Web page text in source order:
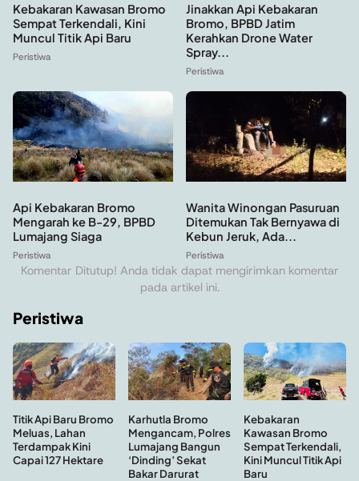
Kebakaran Kawasan Bromo
Sempat Terkendali, Kini
Muncul Titik Api Baru
Peristiwa
Jinakkan Api Kebakaran
Bromo, BPBD Jatim
Kerahkan Drone Water
Spray...
Peristiwa
Api Kebakaran Bromo
Mengarah ke B-29, BPBD
Lumajang Siaga
Peristiwa
Wanita Winongan Pasuruan
Ditemukan Tak Bernyawa di
Kebun Jeruk, Ada...
Peristiwa
Komentar Ditutup! Anda tidak dapat mengirimkan komentar
pada artikel ini.
Peristiwa
Titik Api Baru Bromo
Meluas, Lahan
Terdampak Kini
Capai 127 Hektare
Karhutla Bromo
Mengancam, Polres
Lumajang Bangun
‘Dinding’ Sekat
Bakar Darurat
Kebakaran
Kawasan Bromo
Sempat Terkendali,
Kini Muncul Titik Api
Baru